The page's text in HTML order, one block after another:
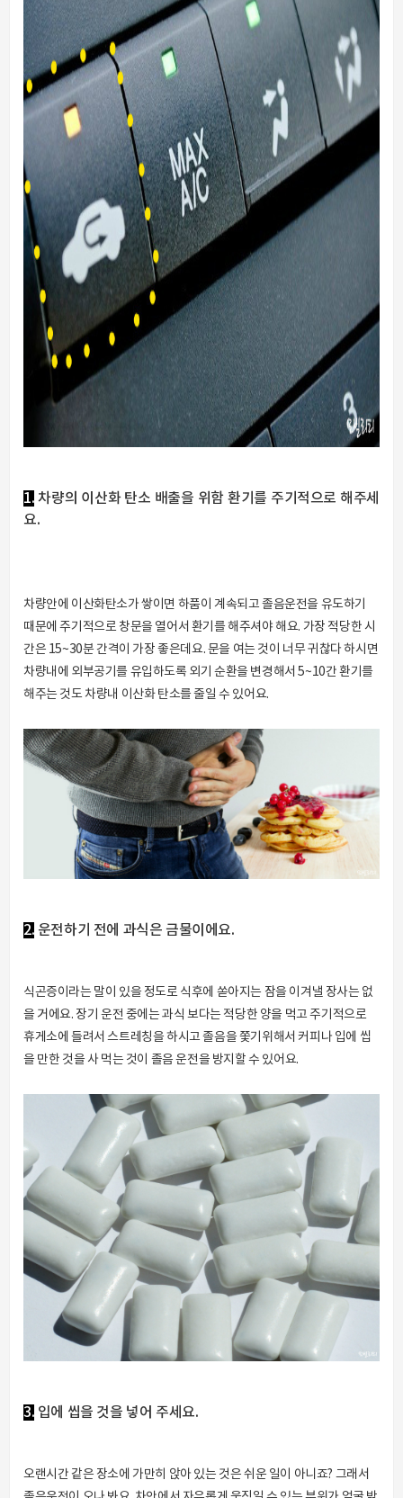
1. 차량의 이산화 탄소 배출을 위함 환기를 주기적으로 해주세
요.
차량안에 이산화탄소가 쌓이면 하품이 계속되고 졸음운전을 유도하기
때문에 주기적으로 창문을 열어서 환기를 해주셔야 해요. 가장 적당한 시
간은 15~30분 간격이 가장 좋은데요. 문을 여는 것이 너무 귀찮다 하시면
차량내에 외부공기를 유입하도록 외기 순환을 변경해서 5~10간 환기를
해주는 것도 차량내 이산화 탄소를 줄일 수 있어요.
2. 운전하기 전에 과식은 금물이에요.
식곤증이라는 말이 있을 정도로 식후에 쏟아지는 잠을 이겨낼 장사는 없
을 거에요. 장기 운전 중에는 과식 보다는 적당한 양을 먹고 주기적으로
휴게소에 들려서 스트레칭을 하시고 졸음을 쫓기위해서 커피나 입에 씹
을 만한 것을 사 먹는 것이 졸음 운전을 방지할 수 있어요.
3. 입에 씹을 것을 넣어 주세요.
오랜시간 같은 장소에 가만히 앉아 있는 것은 쉬운 일이 아니죠? 그래서